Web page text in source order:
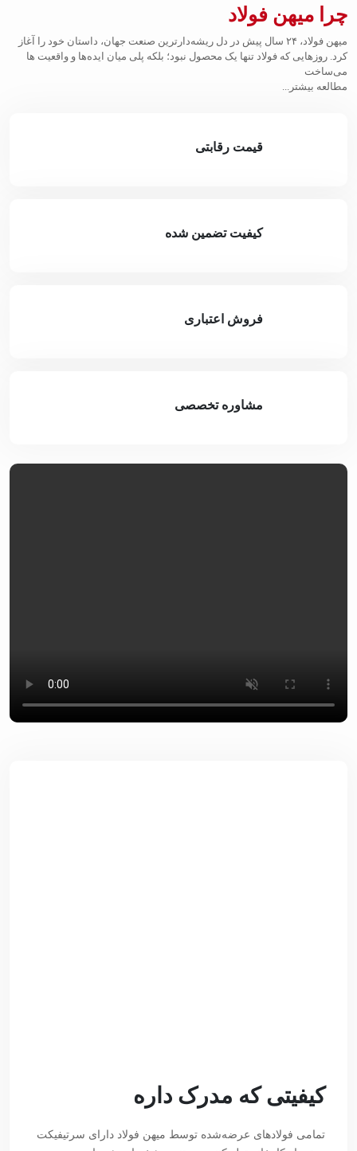
چرا میهن فولاد
میهن فولاد، ۲۴ سال پیش در دل ریشه‌دارترین صنعت جهان، داستان خود را آغاز
کرد. روزهایی که فولاد تنها یک محصول نبود؛ بلکه پلی میان ایده‌ها و واقعیت ها
می‌ساخت
مطالعه بیشتر...
قیمت رقابتی
کیفیت تضمین شده
فروش اعتباری
مشاوره تخصصی
کیفیتی که مدرک داره
تمامی فولادهای عرضه‌شده توسط میهن فولاد دارای سرتیفیکت